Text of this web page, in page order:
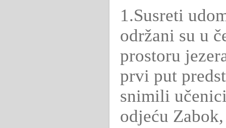
1.Susreti
održani su u
prostoru
prvi put
snimili
odjeću